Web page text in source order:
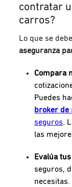
contratar
carros?
Lo que se
aseguranza
Compara
Puedes
broker de
seguros.
las
Evalúa
seguros,
necesitas.